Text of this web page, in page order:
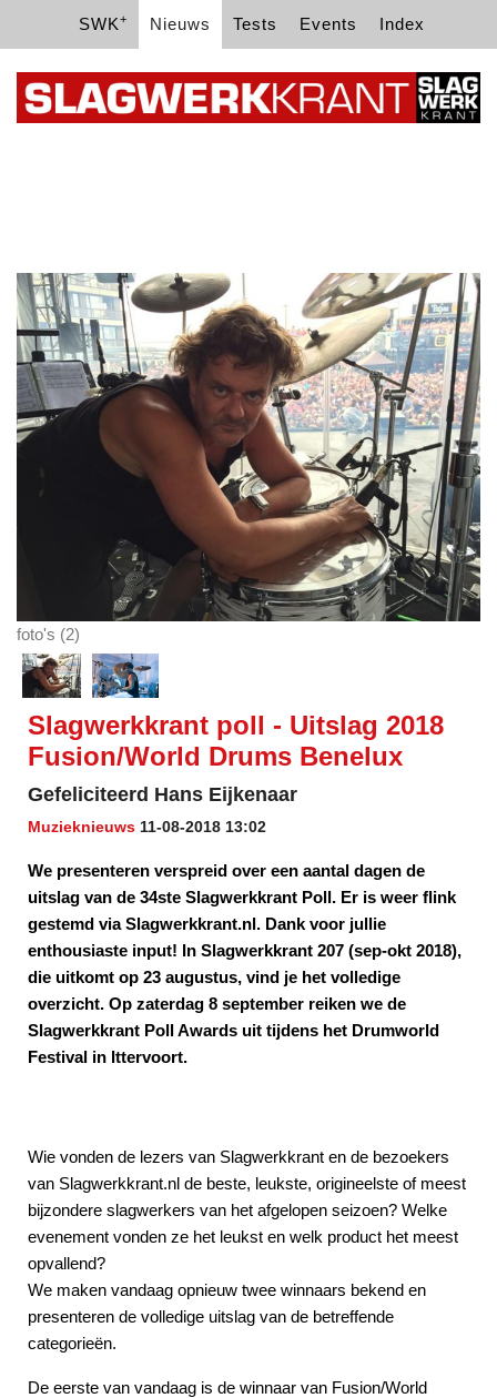
SWK+ Nieuws Tests Events Index
foto's (2)
Slagwerkkrant poll - Uitslag 2018
Fusion/World Drums Benelux
Gefeliciteerd Hans Eijkenaar
Muzieknieuws 11-08-2018 13:02
We presenteren verspreid over een aantal dagen de
uitslag van de 34ste Slagwerkkrant Poll. Er is weer flink
gestemd via Slagwerkkrant.nl. Dank voor jullie
enthousiaste input! In Slagwerkkrant 207 (sep-okt 2018),
die uitkomt op 23 augustus, vind je het volledige
overzicht. Op zaterdag 8 september reiken we de
Slagwerkkrant Poll Awards uit tijdens het Drumworld
Festival in Ittervoort.
Wie vonden de lezers van Slagwerkkrant en de bezoekers
van Slagwerkkrant.nl de beste, leukste, origineelste of meest
bijzondere slagwerkers van het afgelopen seizoen? Welke
evenement vonden ze het leukst en welk product het meest
opvallend?
We maken vandaag opnieuw twee winnaars bekend en
presenteren de volledige uitslag van de betreffende
categorieën.
De eerste van vandaag is de winnaar van Fusion/World